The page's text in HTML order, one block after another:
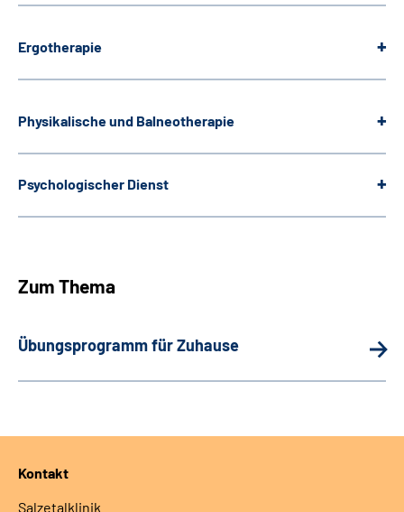
Ergotherapie
Physikalische und Balneotherapie
Psychologischer Dienst
Zum Thema
Übungsprogramm für Zuhause
Kontakt
Salzetalklinik